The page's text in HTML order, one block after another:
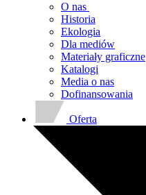
O nas
Historia
Ekologia
Dla mediów
Materiały graficzne
Katalogi
Media o nas
Dofinansowania
Oferta